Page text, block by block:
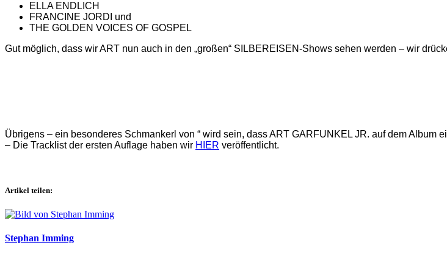
ELLA ENDLICH
FRANCINE JORDI und
THE GOLDEN VOICES OF GOSPEL
Gut möglich, dass wir ART nun auch in den „großen“ SILBEREISEN-Shows sehen werden – wir
Übrigens – ein besonderes Schmankerl von “ wird sein, dass ART GARFUNKEL JR. auf dem
– Die Tracklist der ersten Auflage haben wir HIER veröffentlicht.
Artikel teilen:
Stephan Imming